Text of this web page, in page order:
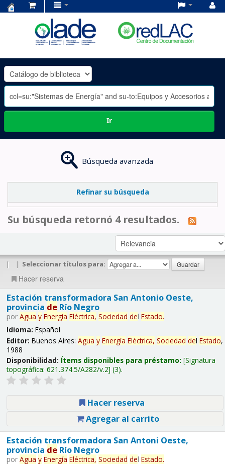
OLADE
-
Ir
Búsqueda avanzada
Refinar su búsqueda
Su búsqueda retornó 4 resultados.
| | Seleccionar títulos para:
Hacer reserva
Estación transformadora San Antonio Oeste,
provincia deRío Negro
por Agua y Energía Eléctrica, Sociedad del Estado.
Idioma: Español
Editor: Buenos Aires: Agua y Energía Eléctrica, Sociedad del Estado,
1988
Disponibilidad: Ítems disponibles para préstamo: Signatura
topográfica: 621.374.5/A282/v.2 (3).
Hacer reserva
Agregar al carrito
Estación transformadora San Antoni Oeste,
provincia deRío Negro
por Agua y Energía Eléctrica, Sociedad del Estado.